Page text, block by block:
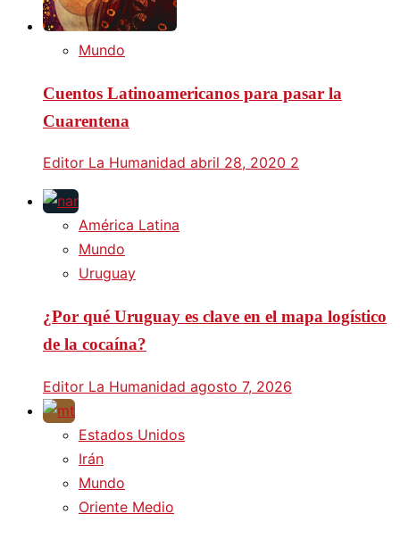
Mundo
Cuentos Latinoamericanos para pasar la
Cuarentena
Editor La Humanidad abril 28, 2020 2
América Latina
Mundo
Uruguay
¿Por qué Uruguay es clave en el mapa logístico
de la cocaína?
Editor La Humanidad agosto 7, 2026
Estados Unidos
Irán
Mundo
Oriente Medio